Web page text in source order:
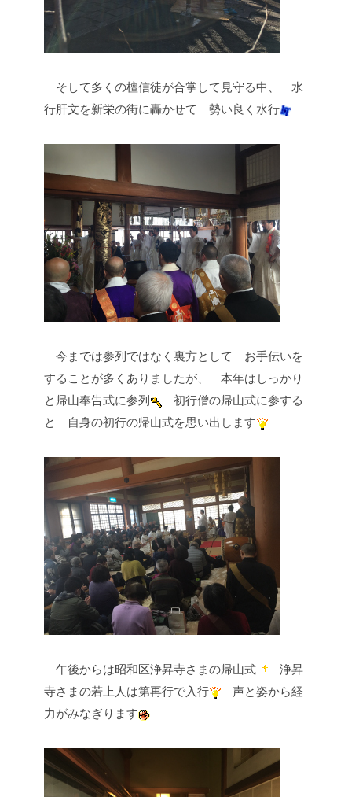
そして多くの檀信徒が合掌して見守る中、
水
行肝文を新栄の街に轟かせて
勢い良く水行
今までは参列ではなく裏方として
お手伝いを
することが多くありましたが、
本年はしっかり
と帰山奉告式に参列
初行僧の帰山式に参する
と
自身の初行の帰山式を思い出します
午後からは昭和区浄昇寺さまの帰山式
浄昇
寺さまの若上人は第再行で入行
声と姿から経
力がみなぎります